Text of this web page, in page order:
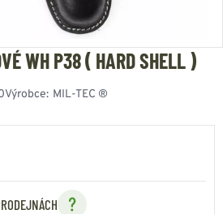
WH P38 ( HARD SHELL )
Výrobce: MIL-TEC ®